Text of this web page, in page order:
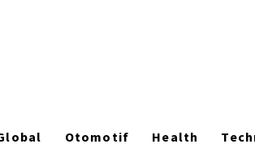
Otomotif Health